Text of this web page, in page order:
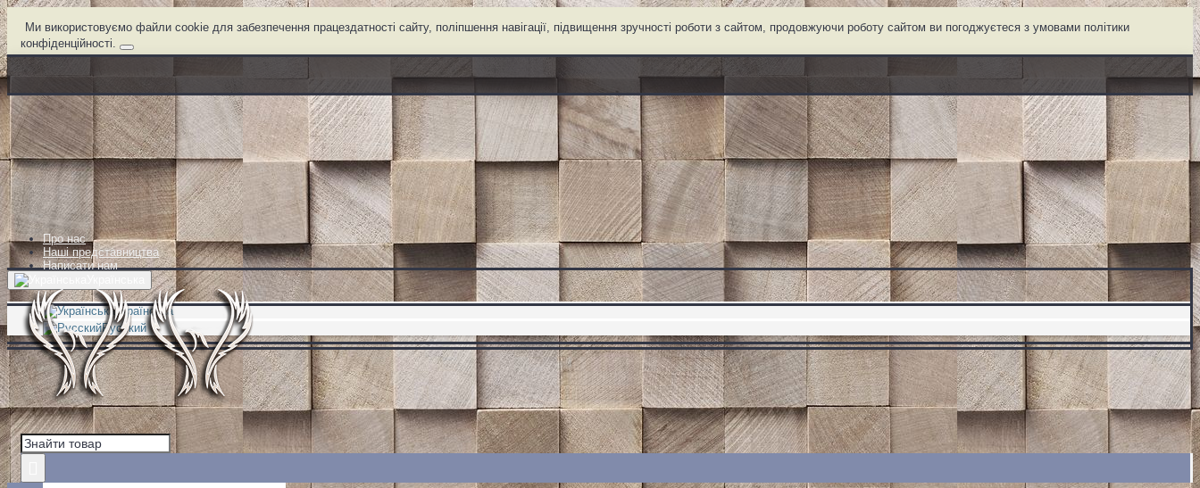
Ми використовуємо файли cookie для забезпечення працездатності сайту, поліпшення навігації, підвищення зручності роботи з сайтом, продовжуючи роботу сайтом ви погоджуєтеся з умовами політики
конфіденційності.
Про нас
Наші представництва
Написати нам
Українська
Русский